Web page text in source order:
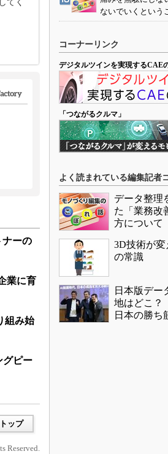
てく
ナーの
業に育
組み始
グピー
ップ
Reserved.
ないでいくという
コーナーリンク
デジタルツインを実現するCAE
「つながるクルマ」
よく読まれている編集記者
データ整理
た「業務改
方について
3D技術が変
の常識
日本版デー
地はどこ
日本の勝ち